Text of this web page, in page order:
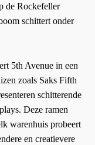
de Rockefeller
schittert onder
5th Avenue in een
zoals Saks Fifth
schitterende
Deze ramen
warenhuis probeert
en creatievere